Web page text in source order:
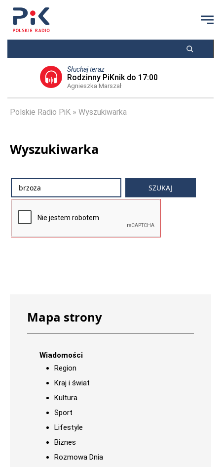
Słuchaj teraz
Rodzinny PiKnik do 17:00
Agnieszka Marszał
Polskie Radio PiK Wyszukiwarka
Wyszukiwarka
Mapa strony
Wiadomości
Region
Kraj i świat
Kultura
Sport
Lifestyle
Biznes
Rozmowa Dnia